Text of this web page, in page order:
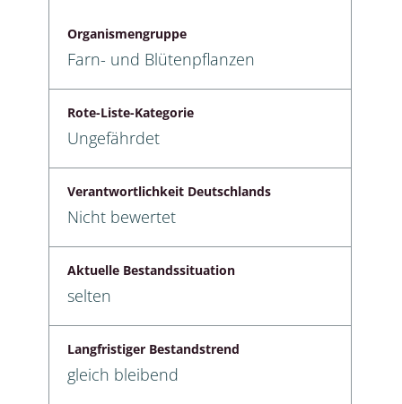
Organismengruppe
Farn- und Blütenpflanzen
Rote-Liste-Kategorie
Ungefährdet
Verantwortlichkeit Deutschlands
Nicht bewertet
Aktuelle Bestandssituation
selten
Langfristiger Bestandstrend
gleich bleibend